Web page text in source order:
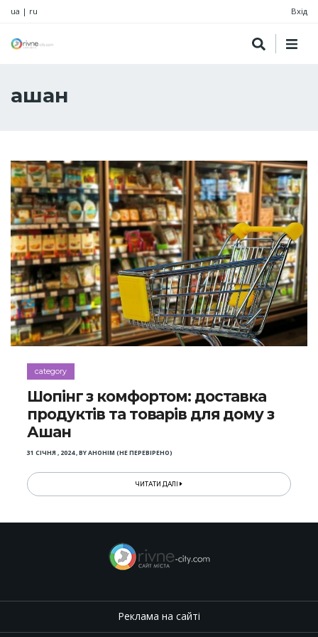
ua | ru Вхід
ашан
category
Шопінг з комфортом: доставка
продуктів та товарів для дому з
Ашан
31 СІЧНЯ , 2024,BYАНОНІМ (НЕ ПЕРЕВІРЕНО)
ЧИТАТИ ДАЛІ
Реклама на сайті